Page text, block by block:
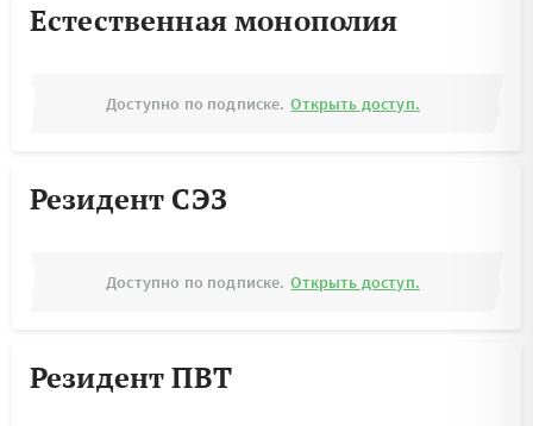
Естественная монополия
Доступно по подписке. Открыть доступ.
Резидент СЭЗ
Доступно по подписке. Открыть доступ.
Резидент ПВТ